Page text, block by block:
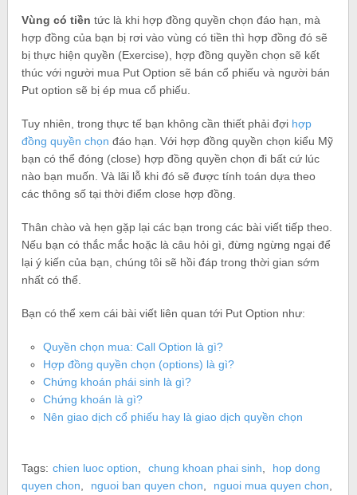
Vùng có tiền tức là khi hợp đồng quyền chọn đáo hạn, mà
hợp đồng của bạn bị rơi vào vùng có tiền thì hợp đồng đó sẽ
bị thực hiện quyền (Exercise), hợp đồng quyền chọn sẽ kết
thúc với người mua Put Option sẽ bán cổ phiếu và người bán
Put option sẽ bị ép mua cổ phiếu.
Tuy nhiên, trong thực tế bạn không cần thiết phải đợi hợp
đồng quyền chọn đáo hạn. Với hợp đồng quyền chọn kiểu Mỹ
bạn có thể đóng (close) hợp đồng quyền chọn đi bất cứ lúc
nào bạn muốn. Và lãi lỗ khi đó sẽ được tính toán dựa theo
các thông số tại thời điểm close hợp đồng.
Thân chào và hẹn gặp lại các bạn trong các bài viết tiếp theo.
Nếu bạn có thắc mắc hoặc là câu hỏi gì, đừng ngừng ngại để
lại ý kiến của bạn, chúng tôi sẽ hồi đáp trong thời gian sớm
nhất có thể.
Bạn có thể xem cái bài viết liên quan tới Put Option như:
Quyền chọn mua: Call Option là gì?
Hợp đồng quyền chọn (options) là gì?
Chứng khoán phái sinh là gì?
Chứng khoán là gì?
Nên giao dịch cổ phiếu hay là giao dịch quyền chọn
Tags: chien luoc option chung khoan phai sinh
hop dong
quyen chon
nguoi ban quyen chon nguoi mua quyen chon